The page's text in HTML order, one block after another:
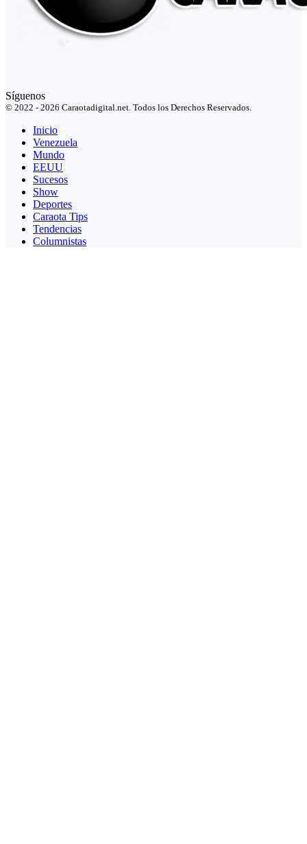
Síguenos
© 2022 - 2026 Caraotadigital.net. Todos los Derechos Reservados.
Inicio
Venezuela
Mundo
EEUU
Sucesos
Show
Deportes
Caraota Tips
Tendencias
Columnistas